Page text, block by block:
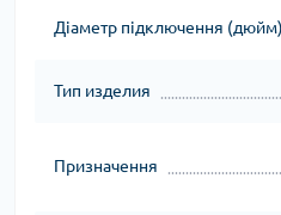
Діаметр підключення (дюйм)
Тип изделия
Призначення